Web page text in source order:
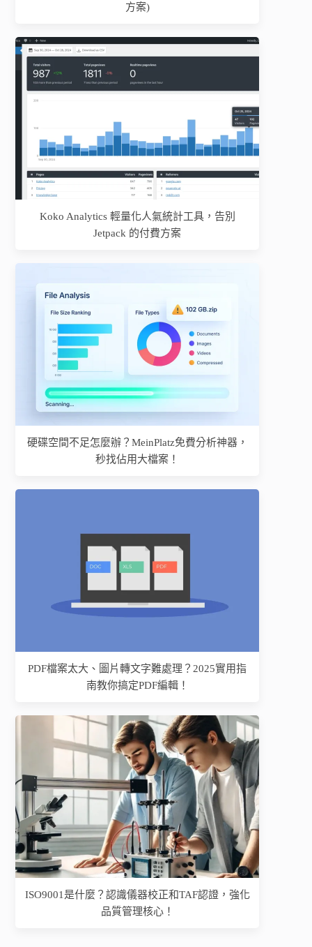
方案)
Koko Analytics 輕量化人氣統計工具，告別
Jetpack 的付費方案
硬碟空間不足怎麼辦？MeinPlatz免費分析神器，
秒找佔用大檔案！
PDF檔案太大、圖片轉文字難處理？2025實用指
南教你搞定PDF編輯！
ISO9001是什麼？認識儀器校正和TAF認證，強化
品質管理核心！